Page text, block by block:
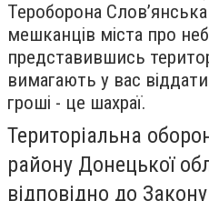
Тероборона
мешканців міста про
представившись
вимагають у вас
гроші - це шахраї.
Територіальна
району Донецької
відповідно до